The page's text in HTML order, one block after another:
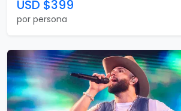
USD $399
por persona